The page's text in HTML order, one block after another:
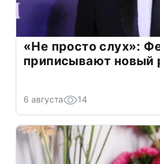
«Не просто слух»:
приписывают новый
6 августа 14